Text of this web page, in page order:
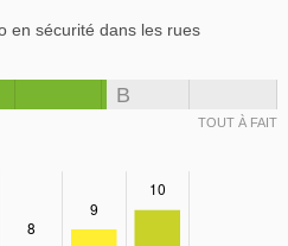
en sécurité dans les rues
B
TOUT À FAIT